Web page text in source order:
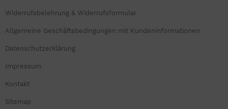
Widerrufsbelehrung & Widerrufsformular
Allgemeine Geschäftsbedingungen mit Kundeninformationen
Datenschutzerklärung
Impressum
Kontakt
Sitemap